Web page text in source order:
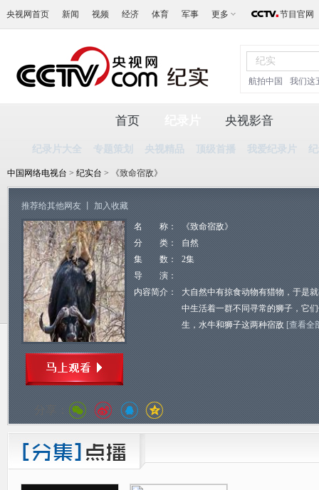
央视网首页 新闻 视频 经济 体育 军事 更多 节目官网
航拍中国 我们这
首页
纪录片大全 专题策划 央视精品 顶级首播 我爱纪录片
央视影音
中国网络电视台 > 纪实台 > 《致命宿敌》
推荐给其他网友 加入收藏
名 称：
《致命宿敌》
分 类：
自然
集 数：
2集
导 演：
内容简介：
大自然中有掠食动物有猎物，于是
中生活着一群不同寻常的狮子，它
生，水牛和狮子这两种宿敌 [查看全
分享：